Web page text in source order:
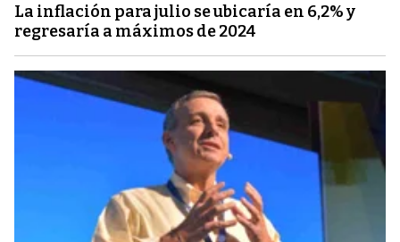
La inflación para julio se ubicaría en 6,2% y
regresaría a máximos de 2024